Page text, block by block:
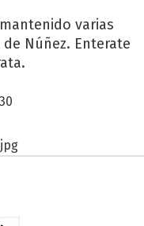
varias
Núñez. Enterate